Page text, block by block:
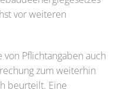
vor weiteren
Pflichtangaben auch
zum weiterhin
beurteilt. Eine